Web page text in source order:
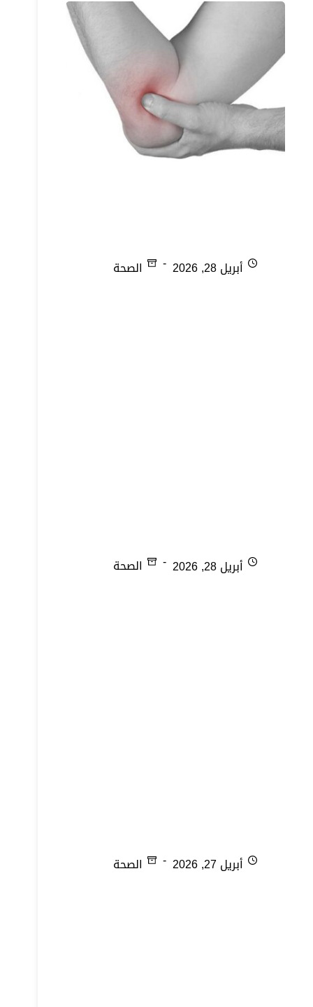
أبريل 28, 2026
الصحة
أبريل 28, 2026
الصحة
أبريل 27, 2026
الصحة